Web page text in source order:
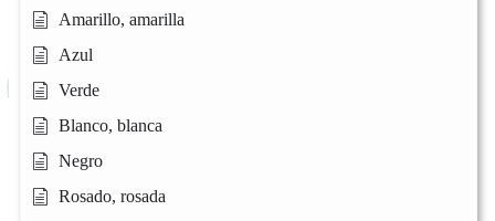
Amarillo, amarilla
Azul
Verde
Blanco, blanca
Negro
Rosado, rosada